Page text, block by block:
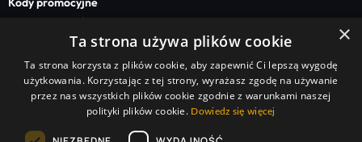
Bonusy powitalne
Newsy bukmacherskie
Na start
Superbet kod promocyjny
STS kod promocyjny
BETFAN kod promocyjny
×
Ta strona używa plików cookie
Ta strona korzysta z plików cookie, aby zapewnić Ci lepszą wygodę
użytkowania. Korzystając z tej strony, wyrażasz zgodę na używanie
przez nas wszystkich plików cookie zgodnie z warunkami naszej
polityki plików cookie. Dowiedz się więcej